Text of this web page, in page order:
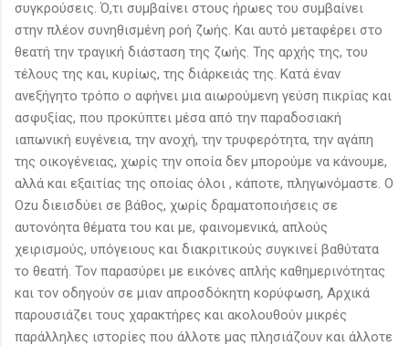
συγκρούσεις. Ό,τι συμβαίνει στους ήρωες του συμβαίνει
στην πλέον συνηθισμένη ροή ζωής. Και αυτό μεταφέρει στο
θεατή την τραγική διάσταση της ζωής. Της αρχής της, του
τέλους της και, κυρίως, της διάρκειάς της. Κατά έναν
ανεξήγητο τρόπο ο αφήνει μια αιωρούμενη γεύση πικρίας και
ασφυξίας, που προκύπτει μέσα από την παραδοσιακή
ιαπωνική ευγένεια, την ανοχή, την τρυφερότητα, την αγάπη
της οικογένειας, χωρίς την οποία δεν μπορούμε να κάνουμε,
αλλά και εξαιτίας της οποίας όλοι , κάποτε, πληγωνόμαστε. Ο
Ozu διεισδύει σε βάθος, χωρίς δραματοποιήσεις σε
αυτονόητα θέματα του και με, φαινομενικά, απλούς
χειρισμούς, υπόγειους και διακριτικούς συγκινεί βαθύτατα
το θεατή. Τον παρασύρει με εικόνες απλής καθημερινότητας
και τον οδηγούν σε μιαν απροσδόκητη κορύφωση, Αρχικά
παρουσιάζει τους χαρακτήρες και ακολουθούν μικρές
παράλληλες ιστορίες που άλλοτε μας πλησιάζουν και άλλοτε